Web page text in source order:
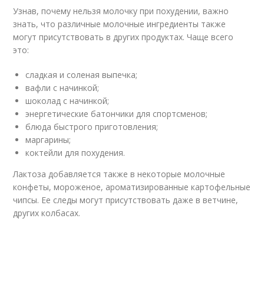
Узнав, почему нельзя молочку при похудении, важно
знать, что различные молочные ингредиенты также
могут присутствовать в других продуктах. Чаще всего
это:
сладкая и соленая выпечка;
вафли с начинкой;
шоколад с начинкой;
энергетические батончики для спортсменов;
блюда быстрого приготовления;
маргарины;
коктейли для похудения.
Лактоза добавляется также в некоторые молочные
конфеты, мороженое, ароматизированные картофельные
чипсы. Ее следы могут присутствовать даже в ветчине,
других колбасах.